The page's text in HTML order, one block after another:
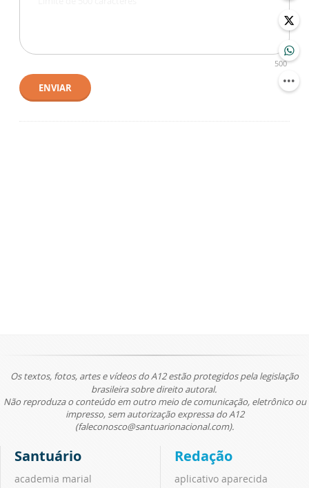
500
ENVIAR
Os textos, fotos, artes e vídeos do A12 estão protegidos pela legislação
brasileira sobre direito autoral.
Não reproduza o conteúdo em outro meio de comunicação, eletrônico ou
impresso, sem autorização expressa do A12
(faleconosco@santuarionacional.com).
Santuário
academia marial
Redação
aplicativo aparecida